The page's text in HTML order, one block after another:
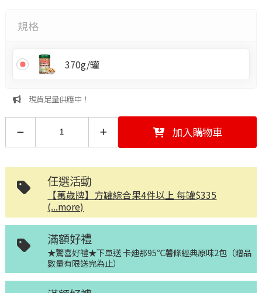
規格
370g/罐
現貨足量供應中！
加入購物車
任選活動
【萬歲牌】方罐綜合果4件以上 每罐$335
(...more)
滿額好禮
★驚喜好禮★下單送 卡廸那95℃薯條經典原味2包（贈品
數量有限送完為止）